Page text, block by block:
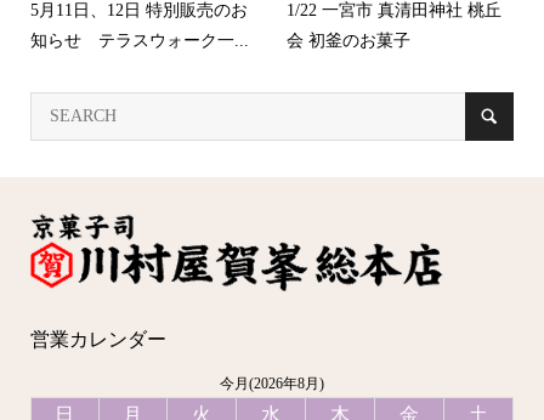
5月11日、12日 特別販売のお
知らせ テラスウォーク一...
1/22 一宮市 真清田神社 桃丘
会 初釜のお菓子
営業カレンダー
今月(2026年8月)
日 月 火 水 木 金
土